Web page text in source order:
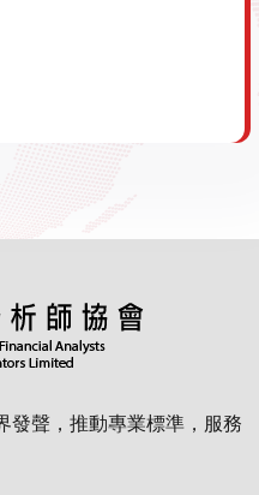
聲，推動專業標準，服務